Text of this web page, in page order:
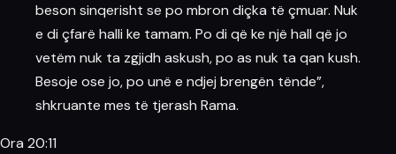
beson sinqerisht se po mbron diçka të çmuar. Nuk
e di çfarë halli ke tamam. Po di që ke një hall që jo
vetëm nuk ta zgjidh askush, po as nuk ta qan kush.
Besoje ose jo, po unë e ndjej brengën tënde”,
shkruante mes të tjerash Rama.
Ora 20:11